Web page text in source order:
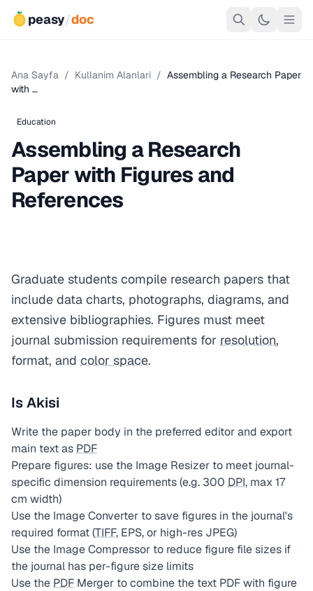
peasy/doc
Ana Sayfa / Kullanim Alanlari / Assembling a Research Paper
with …
Education
Assembling a Research
Paper with Figures and
References
Graduate students compile research papers that
include data charts, photographs, diagrams, and
extensive bibliographies. Figures must meet
journal submission requirements for resolution,
format, and color space.
Is Akisi
Write the paper body in the preferred editor and export
main text as PDF
Prepare figures: use the Image Resizer to meet journal-
specific dimension requirements (e.g. 300 DPI, max 17
cm width)
Use the Image Converter to save figures in the journal's
required format (TIFF, EPS, or high-res JPEG)
Use the Image Compressor to reduce figure file sizes if
the journal has per-figure size limits
Use the PDF Merger to combine the text PDF with figure